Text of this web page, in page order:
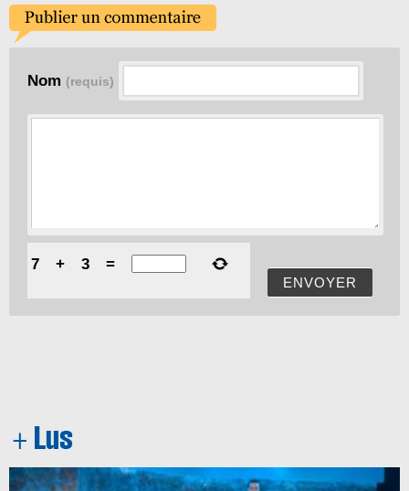
Nom (requis)
ENVOYER
7 + 3 =